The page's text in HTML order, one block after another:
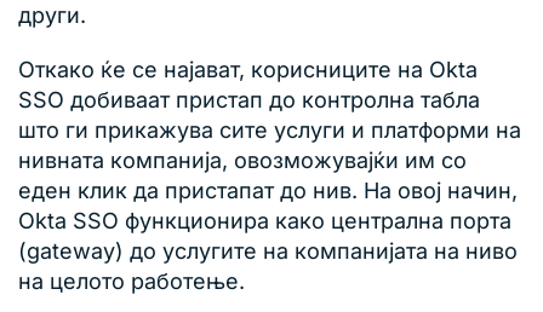
други.
Откако ќе се најават, корисниците на Okta
SSO добиваат пристап до контролна табла
што ги прикажува сите услуги и платформи на
нивната компанија, овозможувајќи им со
еден клик да пристапат до нив. На овој начин,
Okta SSO функционира како централна порта
(gateway) до услугите на компанијата на ниво
на целото работење.